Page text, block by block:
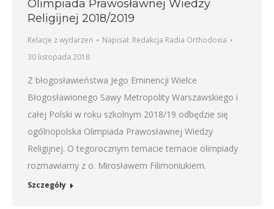
Olimpiada Prawosławnej Wiedzy
Religijnej 2018/2019
Relacje z wydarzeń Napisał: Redakcja Radia Orthodoxia
30 listopada 2018
Z błogosławieństwa Jego Eminencji Wielce
Błogosławionego Sawy Metropolity Warszawskiego i
całej Polski w roku szkolnym 2018/19 odbędzie się
ogólnopolska Olimpiada Prawosławnej Wiedzy
Religijnej. O tegorocznym temacie temacie olimpiady
rozmawiamy z o. Mirosławem Filimoniukiem.
Szczegóły